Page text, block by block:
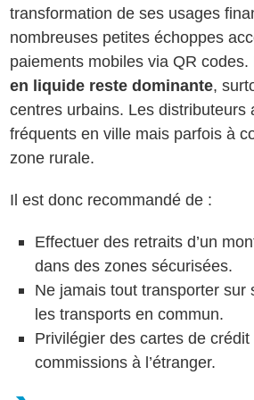
transformation de ses usages
nombreuses petites échoppes
paiements mobiles via QR codes.
en liquide reste dominante,
centres urbains. Les distributeurs
fréquents en ville mais parfois à
zone rurale.
Il est donc recommandé de :
Effectuer des retraits d’un
dans des zones sécurisées.
Ne jamais tout transporter sur
les transports en commun.
Privilégier des cartes de
commissions à l’étranger.